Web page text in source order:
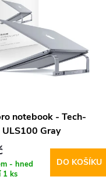
notebook - Tech-
Gray
- hned
1 ks
DO KOŠÍKU